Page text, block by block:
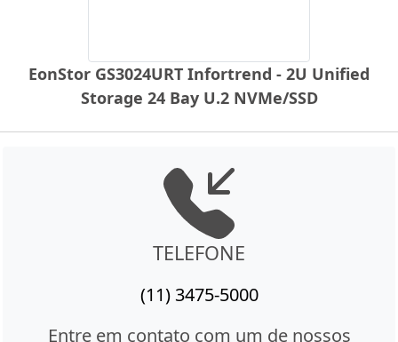
EonStor GS3024URT Infortrend - 2U Unified
Storage 24 Bay U.2 NVMe/SSD
TELEFONE
(11) 3475-5000
Entre em contato com um de nossos